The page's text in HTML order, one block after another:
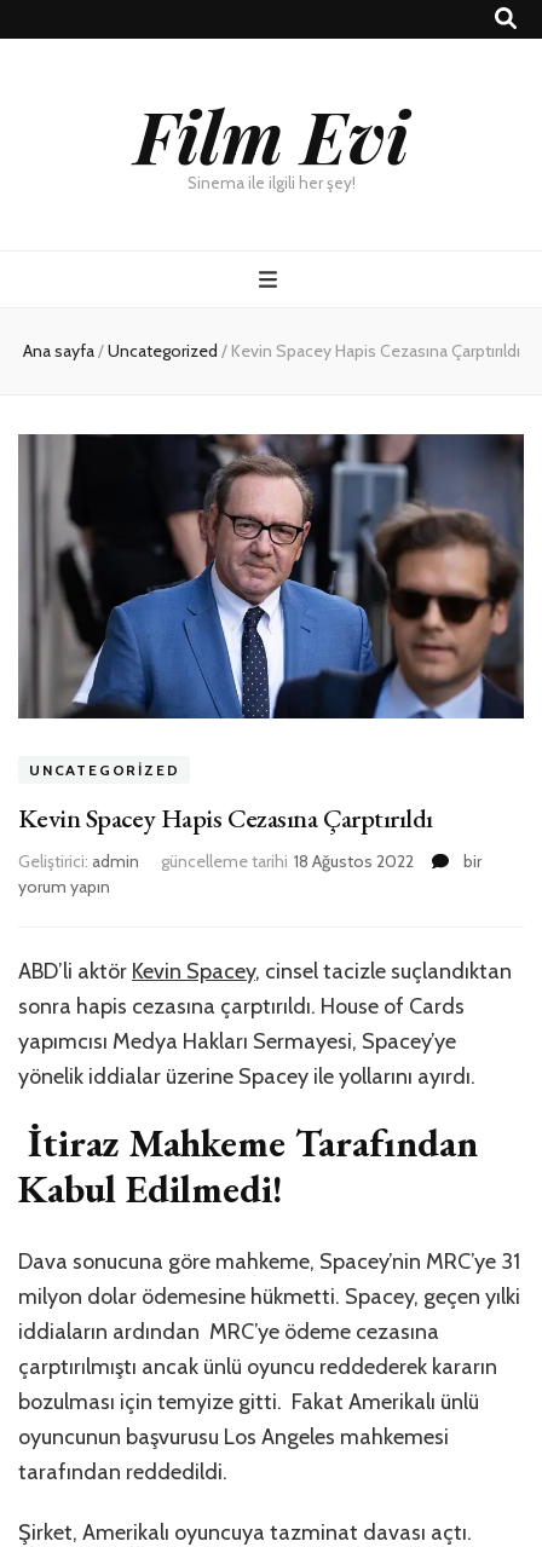
Film Evi
Sinema ile ilgili her şey!
Ana sayfa/Uncategorized / Kevin Spacey Hapis Cezasına Çarptırıldı
UNCATEGORIZED
Kevin Spacey Hapis Cezasına Çarptırıldı
Geliştirici: admin güncelleme tarihi 18 Ağustos 2022
Kevin
Çarptırıldı
bir
yorum yapın
ABD’li aktör Kevin Spacey, cinsel tacizle suçlandıktan
sonra hapis cezasına çarptırıldı. House of Cards
yapımcısı Medya Hakları Sermayesi, Spacey’ye
yönelik iddialar üzerine Spacey ile yollarını ayırdı.
İtiraz Mahkeme Tarafından
Kabul Edilmedi!
Dava sonucuna göre mahkeme, Spacey’nin MRC’ye 31
milyon dolar ödemesine hükmetti. Spacey, geçen yılki
iddiaların ardından MRC’ye ödeme cezasına
çarptırılmıştı ancak ünlü oyuncu reddederek kararın
bozulması için temyize gitti. Fakat Amerikalı ünlü
oyuncunun başvurusu Los Angeles mahkemesi
tarafından reddedildi.
Şirket, Amerikalı oyuncuya tazminat davası açtı.